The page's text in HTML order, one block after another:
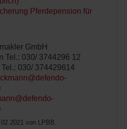
Pferdepension für
GmbH
Tel.: 030/ 3744296 12
030/ 374429614
von LPBB.